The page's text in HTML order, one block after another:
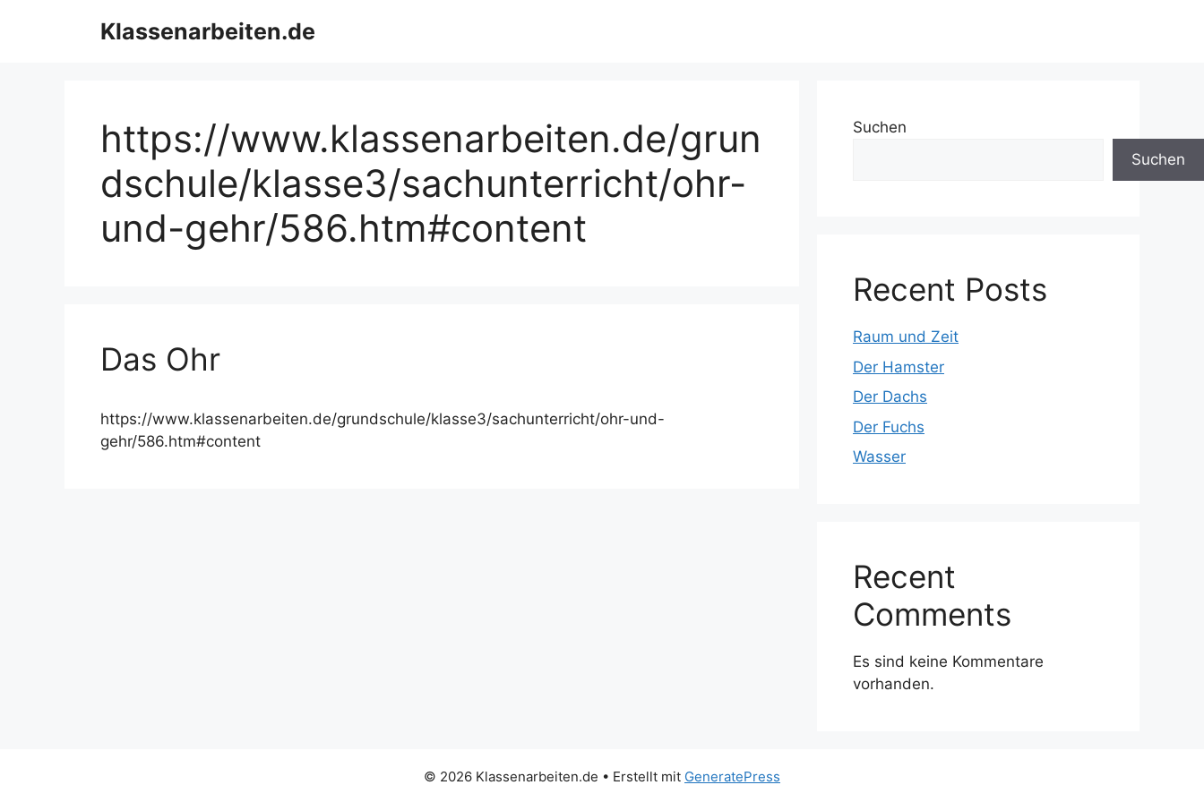
Klassenarbeiten.de
https://www.klassenarbeiten.de/grun
dschule/klasse3/sachunterricht/ohr-
und-gehr/586.htm#content
Das Ohr
https://www.klassenarbeiten.de/grundschule/klasse3/sachunterricht/ohr-und-
gehr/586.htm#content
Suchen
Suchen
Recent Posts
Raum und Zeit
Der Hamster
Der Dachs
Der Fuchs
Wasser
Recent
Comments
Es sind keine Kommentare
vorhanden.
© 2026 Klassenarbeiten.de • Erstellt mit GeneratePress